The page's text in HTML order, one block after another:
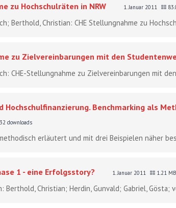
zu Hochschulräten in NRW 1. Januar 2011
Berthold, Christian: CHE Stellungnahme zu
zu Zielvereinbarungen mit den
CHE-Stellungnahme zu Zielvereinbarungen mit
Hochschulfinanzierung. Benchmarking als
downloads
erläutert und mit drei Beispielen näher
1 - eine Erfolgsstory? 1. Januar 2011 1.21 MB
Berthold, Christian; Herdin, Gunvald; Gabriel, Gösta;